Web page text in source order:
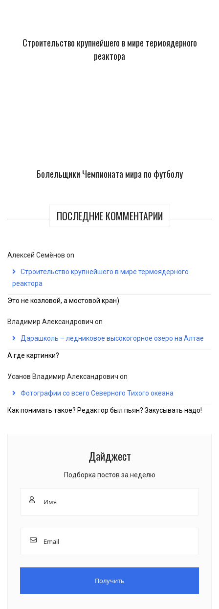
Строительство крупнейшего в мире термоядерного
реактора
Болельщики Чемпионата мира по футболу
ПОСЛЕДНИЕ КОММЕНТАРИИ
Алексей Семёнов on
Строительство крупнейшего в мире термоядерного
реактора
Это не козловой, а мостовой кран)
Владимир Александрович on
Дарашколь – ледниковое высокогорное озеро на Алтае
А где картинки?
Усанов Владимир Александрович on
Фотографии со всего Северного Тихого океана
Как понимать такое? Редактор был пьян? Закусывать надо!
Дайджест
Подборка постов за неделю